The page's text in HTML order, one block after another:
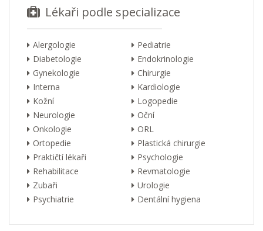
Lékaři podle specializace
Alergologie
Pediatrie
Diabetologie
Endokrinologie
Gynekologie
Chirurgie
Interna
Kardiologie
Kožní
Logopedie
Neurologie
Oční
Onkologie
ORL
Ortopedie
Plastická chirurgie
Praktičtí lékaři
Psychologie
Rehabilitace
Revmatologie
Zubaři
Urologie
Psychiatrie
Dentální hygiena